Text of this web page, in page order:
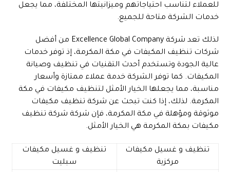
للعملاء لتناسب احتياجاتهم وميزانيتها المختلفة، مما يجعل
خدمات الشركة متاحة للجميع.
لذلك تعد شركة Excellence Global Company من أفضل
شركات تنظيف المكيفات في مكة المكرمة، إذ توفر خدمات
عالية الجودة وتستخدم أحدث التقنيات في تنظيف وصيانة
المكيفات. كما توفر الشركة خدمة عملاء ممتازة وأسعار
مناسبة، مما يجعلها الخيار الأمثل لتنظيف مكيفات في مكة
المكرمة. لذلك، إذا كنت تبحث عن شركة تنظيف مكيفات
موثوقة ومؤهلة في مكة المكرمة، فإن شركة شركة تنظيف
مكيفات بمكة المكرمة هي الخيار الأمثل.
تنظيف و غسيل مكيفات
مركزية
تنظيف و غسيل مكيفات
سبليت